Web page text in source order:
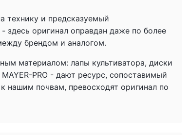
технику и предсказуемый
здесь оригинал оправдан даже по более
брендом и аналогом.
материалом: лапы культиватора, диски
PRO - дают ресурс, сопоставимый
нашим почвам, превосходят оригинал по